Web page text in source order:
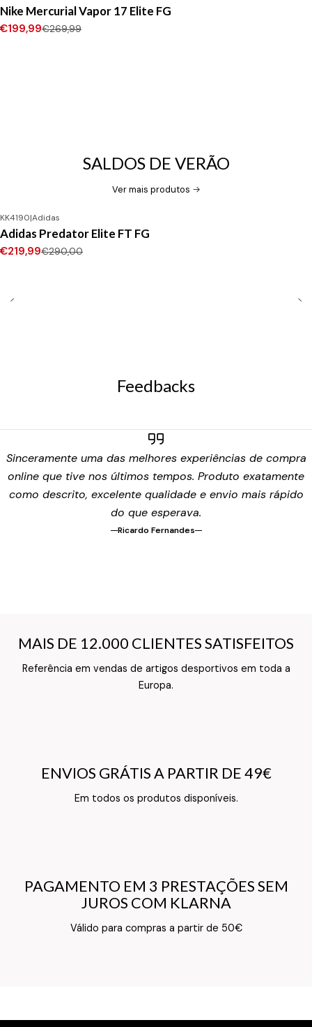
Nike Mercurial Vapor 17 Elite FG
€199,99€269,99
SALDOS DE VERÃO
Ver mais produtos
-24%DESCONTO
Novo
KK4190|Adidas
Adidas Predator Elite FT FG
€219,99€290,00
Feedbacks
Sinceramente uma das melhores experiências de compra
online que tive nos últimos tempos. Produto exatamente
como descrito, excelente qualidade e envio mais rápido
do que esperava.
Ricardo Fernandes
MAIS DE 12.000 CLIENTES SATISFEITOS
Referência em vendas de artigos desportivos em toda a
Europa.
MAIS DE 12.000 CLIENTES SATISFEITOS
Texto do Verso do Cartão de Informação
ENVIOS GRÁTIS A PARTIR DE 49€
Em todos os produtos disponíveis.
ENVIOS GRÁTIS A PARTIR DE 49€
Texto do Verso do Cartão de Informação
PAGAMENTO EM 3 PRESTAÇÕES SEM
JUROS COM KLARNA
Válido para compras a partir de 50€
PAGAMENTO EM 3 PRESTAÇÕES SEM
JUROS COM KLARNA
Texto do Verso do Cartão de Informação